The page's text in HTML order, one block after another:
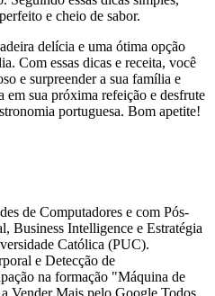
e cheio de sabor.
delícia e uma ótima opção
Com essas dicas e receita, você
e surpreender a sua família e
em sua próxima refeição e desfrute
portuguesa. Bom apetite!
de Computadores e com Pós-
Business Intelligence e Estratégia
Católica (PUC).
e Detecção de
na formação "Máquina de
Vender Mais pelo Google Todos